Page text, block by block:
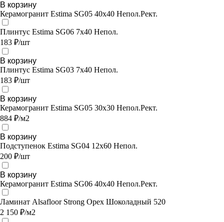
В корзину
Керамогранит Estima SG05 40x40 Непол.Рект.
Плинтус Estima SG06 7x40 Непол.
183 ₽/шт
В корзину
Плинтус Estima SG03 7x40 Непол.
183 ₽/шт
В корзину
Керамогранит Estima SG05 30x30 Непол.Рект.
884 ₽/м2
В корзину
Подступенок Estima SG04 12x60 Непол.
200 ₽/шт
В корзину
Керамогранит Estima SG06 40x40 Непол.Рект.
Ламинат Alsafloor Strong Орех Шоколадный 520
2 150 ₽/м2